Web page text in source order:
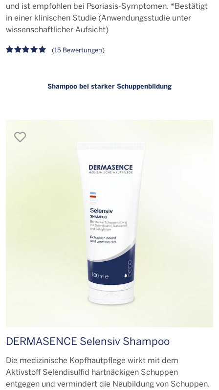
und ist empfohlen bei Psoriasis-Symptomen. *Bestätigt
in einer klinischen Studie (Anwendungsstudie unter
wissenschaftlicher Aufsicht)
(15 Bewertungen)
Shampoo bei starker Schuppenbildung
merken
DERMASENCE Selensiv Shampoo
Die medizinische Kopfhautpflege wirkt mit dem
Aktivstoff Selendisulfid hartnäckigen Schuppen
entgegen und vermindert die Neubildung von Schuppen.